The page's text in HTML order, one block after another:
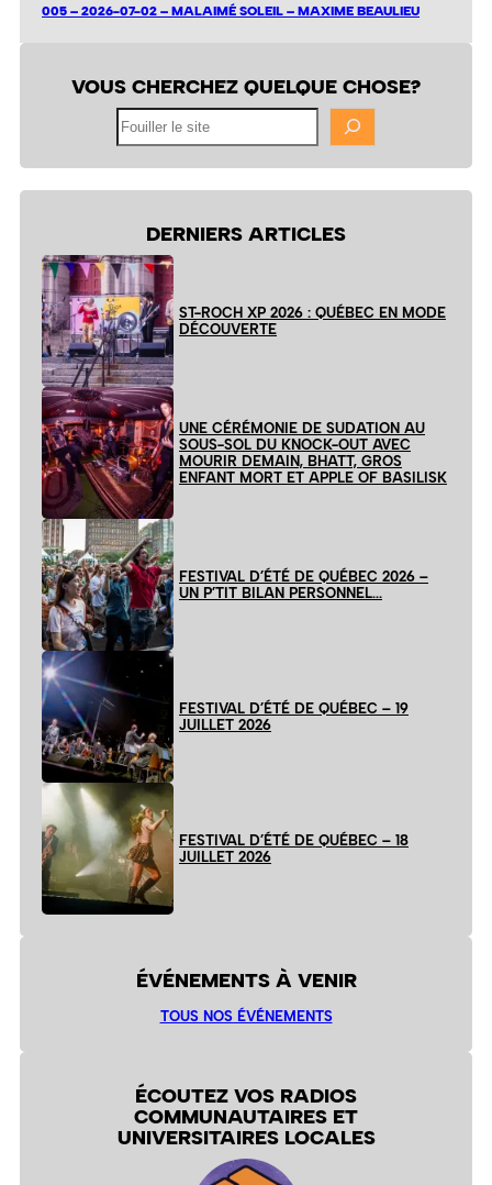
005 – 2026-07-02 – MALAIMÉ SOLEIL – MAXIME BEAULIEU
VOUS CHERCHEZ QUELQUE CHOSE?
DERNIERS ARTICLES
ST-ROCH XP 2026 : QUÉBEC EN MODE
DÉCOUVERTE
UNE CÉRÉMONIE DE SUDATION AU
SOUS-SOL DU KNOCK-OUT AVEC
MOURIR DEMAIN, BHATT, GROS
ENFANT MORT ET APPLE OF BASILISK
FESTIVAL D’ÉTÉ DE QUÉBEC 2026 –
UN P’TIT BILAN PERSONNEL…
FESTIVAL D’ÉTÉ DE QUÉBEC – 19
JUILLET 2026
FESTIVAL D’ÉTÉ DE QUÉBEC – 18
JUILLET 2026
ÉVÉNEMENTS À VENIR
TOUS NOS ÉVÉNEMENTS
ÉCOUTEZ VOS RADIOS
COMMUNAUTAIRES ET
UNIVERSITAIRES LOCALES